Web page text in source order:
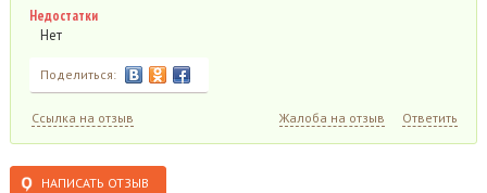
Недостатки
Нет
Поделиться:
Ссылка на отзыв Жалоба на отзыв Ответить
НАПИСАТЬ ОТЗЫВ